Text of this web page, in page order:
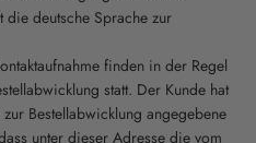
die deutsche Sprache zur
finden in der Regel
statt. Der Kunde hat
Bestellabwicklung angegebene
unter dieser Adresse die vom